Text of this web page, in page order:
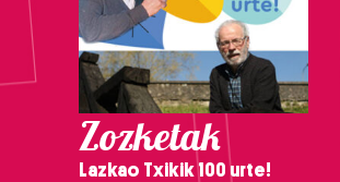
Zozketak
Lazkao Txikik 100 urte!